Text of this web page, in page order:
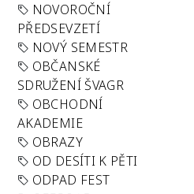
NOVOROČNÍ
PŘEDSEVZETÍ
NOVÝ SEMESTR
OBČANSKÉ
SDRUŽENÍ ŠVAGR
OBCHODNÍ
AKADEMIE
OBRAZY
OD DESÍTI K PĚTI
ODPAD FEST